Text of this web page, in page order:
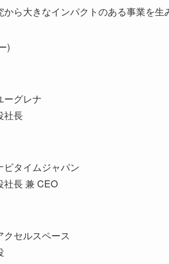
から大きなインパクトのある事業を生
)
ーグレナ
社長
ビタイムジャパン
社長 兼 CEO
クセルスペース